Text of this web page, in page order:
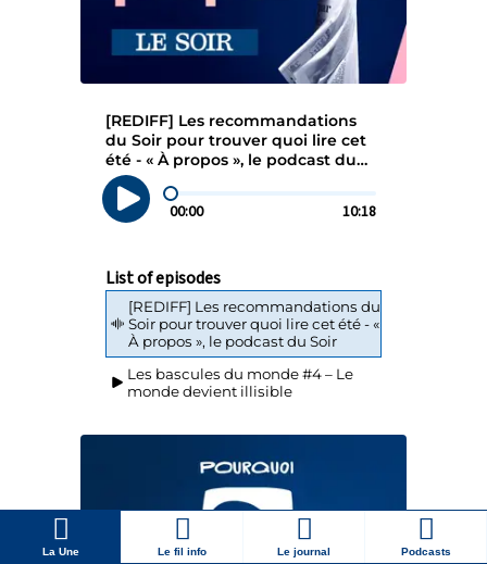
La Une Le fil info Le journal Podcasts